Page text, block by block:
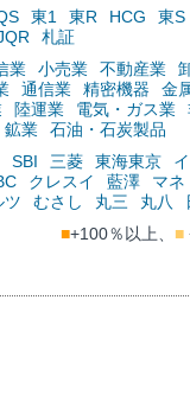
東1 東R HCG 東S
札証
業 小売業 不動産業
通信業 精密機器 金
陸運業 電気・ガス業
鉱業
石油・石炭製品
SBI 三菱 東海東京
クレスイ 藍澤 マネ
ツ むさし 丸三 丸八
■+100％以上、 ■